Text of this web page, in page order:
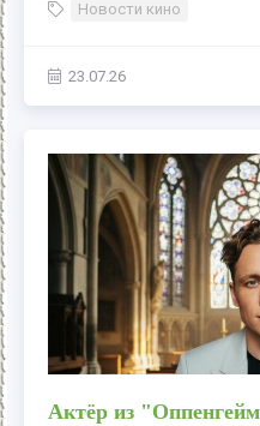
Новости кино
23.07.26
Актёр из